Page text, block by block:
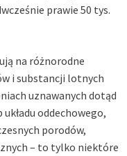
prawie 50 tys.
na różnorodne
i substancji lotnych
uznawanych dotąd
oddechowego,
porodów,
– to tylko niektóre